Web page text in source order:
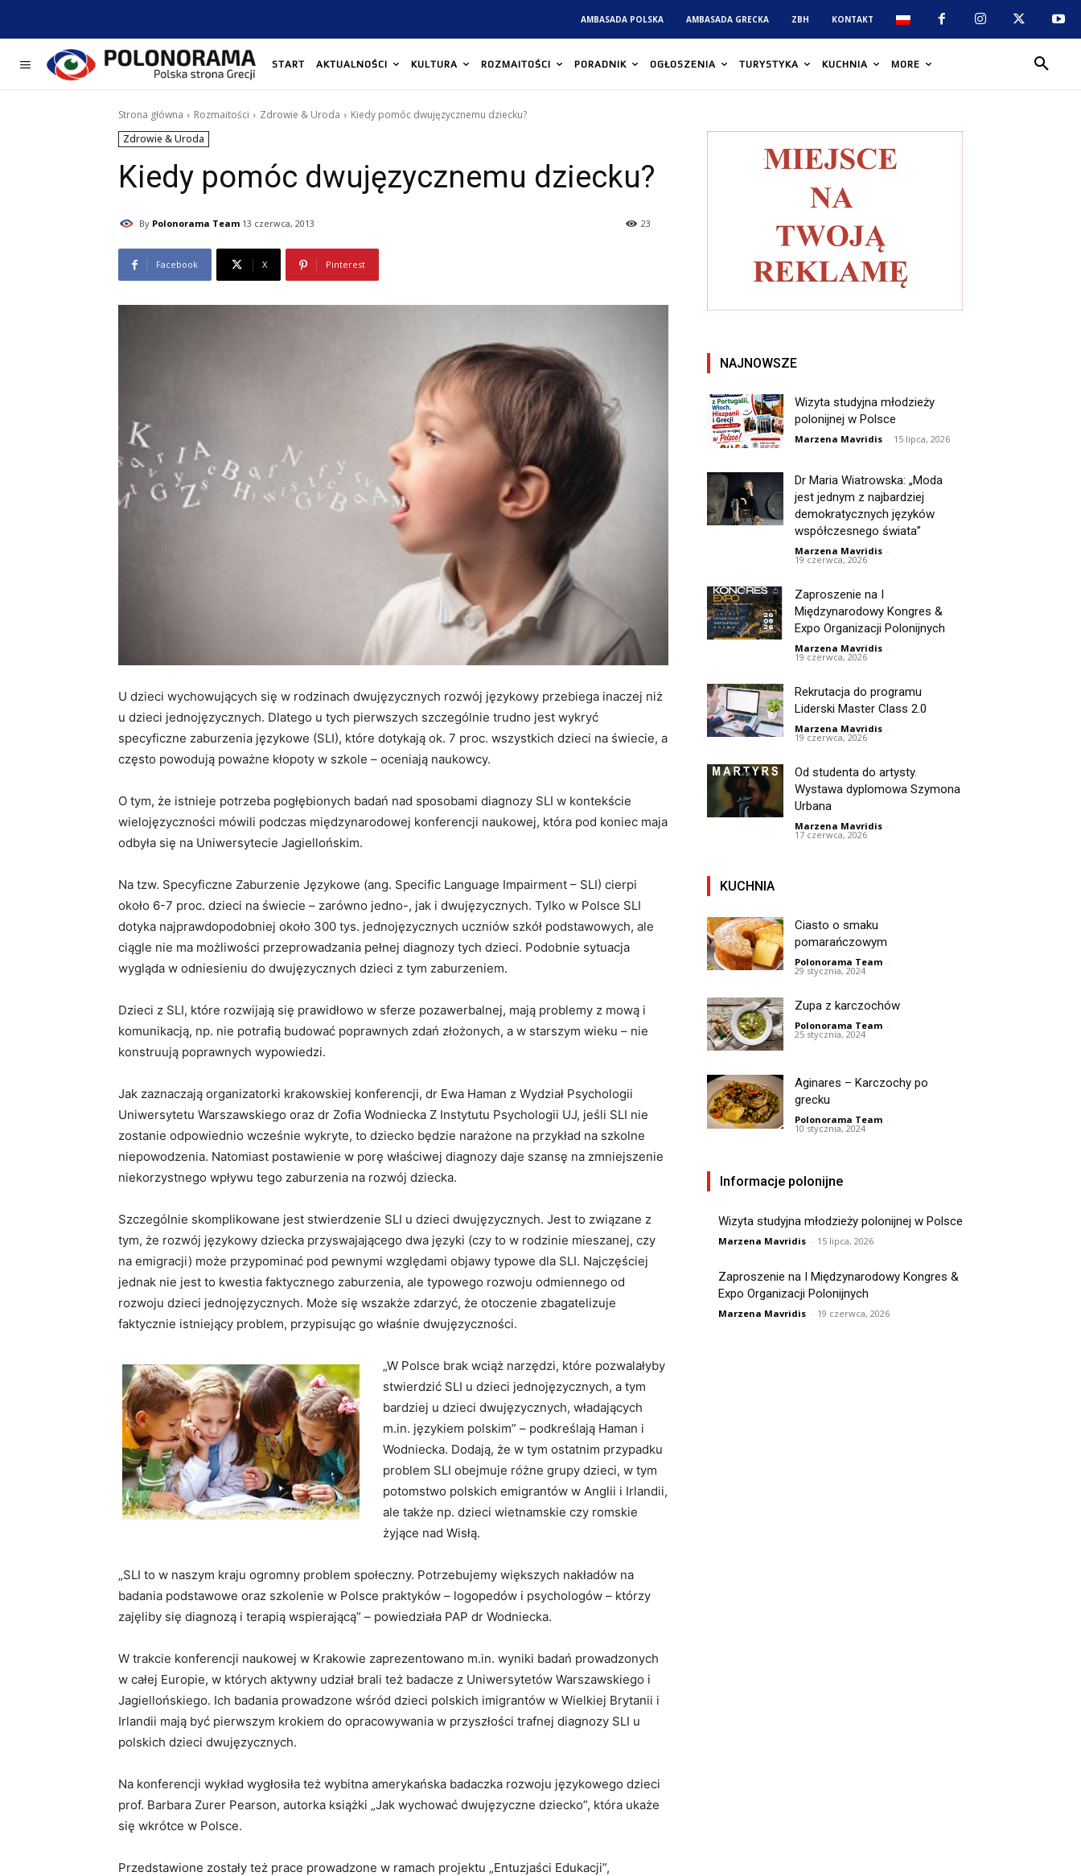
AMBASADA POLSKA AMBASADA GRECKA ZBH KONTAKT
START AKTUALNOŚCI KULTURA ROZMAITOŚCI PORADNIK OGŁOSZENIA TURYSTYKA KUCHNIA MORE
Strona główna Rozmaitości Zdrowie & Uroda
Kiedy pomóc dwujęzycznemu dziecku?
Zdrowie & Uroda
Kiedy pomóc dwujęzycznemu dziecku?
By Polonorama Team 13 czerwca, 2013 23
Facebook X Pinterest
U dzieci wychowujących się w rodzinach dwujęzycznych rozwój językowy przebiega inaczej niż
u dzieci jednojęzycznych. Dlatego u tych pierwszych szczególnie trudno jest wykryć
specyficzne zaburzenia językowe (SLI), które dotykają ok. 7 proc. wszystkich dzieci na świecie, a
często powodują poważne kłopoty w szkole – oceniają naukowcy.
O tym, że istnieje potrzeba pogłębionych badań nad sposobami diagnozy SLI w kontekście
wielojęzyczności mówili podczas międzynarodowej konferencji naukowej, która pod koniec maja
odbyła się na Uniwersytecie Jagiellońskim.
Na tzw. Specyficzne Zaburzenie Językowe (ang. Specific Language Impairment – SLI) cierpi
około 6-7 proc. dzieci na świecie – zarówno jedno-, jak i dwujęzycznych. Tylko w Polsce SLI
dotyka najprawdopodobniej około 300 tys. jednojęzycznych uczniów szkół podstawowych, ale
ciągle nie ma możliwości przeprowadzania pełnej diagnozy tych dzieci. Podobnie sytuacja
wygląda w odniesieniu do dwujęzycznych dzieci z tym zaburzeniem.
Dzieci z SLI, które rozwijają się prawidłowo w sferze pozawerbalnej, mają problemy z mową i
komunikacją, np. nie potrafią budować poprawnych zdań złożonych, a w starszym wieku – nie
konstruują poprawnych wypowiedzi.
Jak zaznaczają organizatorki krakowskiej konferencji, dr Ewa Haman z Wydział Psychologii
Uniwersytetu Warszawskiego oraz dr Zofia Wodniecka Z Instytutu Psychologii UJ, jeśli SLI nie
zostanie odpowiednio wcześnie wykryte, to dziecko będzie narażone na przykład na szkolne
niepowodzenia. Natomiast postawienie w porę właściwej diagnozy daje szansę na zmniejszenie
niekorzystnego wpływu tego zaburzenia na rozwój dziecka.
Szczególnie skomplikowane jest stwierdzenie SLI u dzieci dwujęzycznych. Jest to związane z
tym, że rozwój językowy dziecka przyswajającego dwa języki (czy to w rodzinie mieszanej, czy
na emigracji) może przypominać pod pewnymi względami objawy typowe dla SLI. Najczęściej
jednak nie jest to kwestia faktycznego zaburzenia, ale typowego rozwoju odmiennego od
rozwoju dzieci jednojęzycznych. Może się wszakże zdarzyć, że otoczenie zbagatelizuje
faktycznie istniejący problem, przypisując go właśnie dwujęzyczności.
„W Polsce brak wciąż narzędzi, które pozwalałyby
stwierdzić SLI u dzieci jednojęzycznych, a tym
bardziej u dzieci dwujęzycznych, władających
m.in. językiem polskim” – podkreślają Haman i
Wodniecka. Dodają, że w tym ostatnim przypadku
problem SLI obejmuje różne grupy dzieci, w tym
potomstwo polskich emigrantów w Anglii i Irlandii,
ale także np. dzieci wietnamskie czy romskie
żyjące nad Wisłą.
„SLI to w naszym kraju ogromny problem społeczny. Potrzebujemy większych nakładów na
badania podstawowe oraz szkolenie w Polsce praktyków – logopedów i psychologów – którzy
zajęliby się diagnozą i terapią wspierającą” – powiedziała PAP dr Wodniecka.
W trakcie konferencji naukowej w Krakowie zaprezentowano m.in. wyniki badań prowadzonych
w całej Europie, w których aktywny udział brali też badacze z Uniwersytetów Warszawskiego i
Jagiellońskiego. Ich badania prowadzone wśród dzieci polskich imigrantów w Wielkiej Brytanii i
Irlandii mają być pierwszym krokiem do opracowywania w przyszłości trafnej diagnozy SLI u
polskich dzieci dwujęzycznych.
Na konferencji wykład wygłosiła też wybitna amerykańska badaczka rozwoju językowego dzieci
prof. Barbara Zurer Pearson, autorka książki „Jak wychować dwujęzyczne dziecko”, która ukaże
się wkrótce w Polsce.
Przedstawione zostały też prace prowadzone w ramach projektu „Entuzjaści Edukacji”,
NAJNOWSZE
Wizyta studyjna młodzieży
polonijnej w Polsce
Marzena Mavridis - 15 lipca, 2026
Dr Maria Wiatrowska: „Moda
jest jednym z najbardziej
demokratycznych języków
współczesnego świata”
Marzena Mavridis -
19 czerwca, 2026
Zaproszenie na I
Międzynarodowy Kongres &
Expo Organizacji Polonijnych
Marzena Mavridis -
19 czerwca, 2026
Rekrutacja do programu
Liderski Master Class 2.0
Marzena Mavridis -
19 czerwca, 2026
Od studenta do artysty.
Wystawa dyplomowa Szymona
Urbana
Marzena Mavridis -
17 czerwca, 2026
KUCHNIA
Ciasto o smaku
pomarańczowym
Polonorama Team -
29 stycznia, 2024
Zupa z karczochów
Polonorama Team -
25 stycznia, 2024
Aginares – Karczochy po
grecku
Polonorama Team -
10 stycznia, 2024
Informacje polonijne
Wizyta studyjna młodzieży polonijnej w Polsce
Marzena Mavridis - 15 lipca, 2026
Zaproszenie na I Międzynarodowy Kongres &
Expo Organizacji Polonijnych
Marzena Mavridis - 19 czerwca, 2026